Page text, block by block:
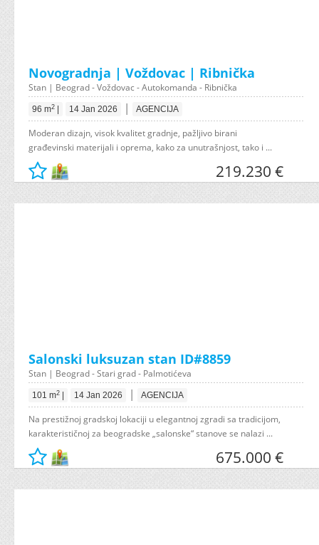
Novogradnja | Voždovac | Ribnička
Stan | Beograd - Voždovac - Autokomanda - Ribnička
96 m2 14 Jan 2026 | AGENCIJA
Moderan dizajn, visok kvalitet gradnje, pažljivo birani
građevinski materijali i oprema, kako za unutrašnjost, tako i ...
219.230 €
Salonski luksuzan stan ID#8859
Stan | Beograd - Stari grad - Palmotićeva
101 m2 14 Jan 2026 | AGENCIJA
Na prestižnoj gradskoj lokaciji u elegantnoj zgradi sa tradicijom,
karakterističnoj za beogradske „salonske“ stanove se nalazi ...
675.000 €